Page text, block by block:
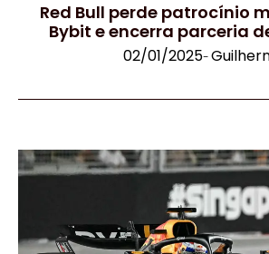
Red Bull perde patrocínio
Bybit e encerra parceria
02/01/2025-